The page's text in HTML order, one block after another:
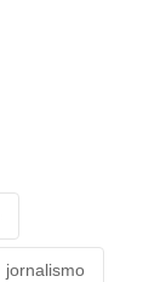
jornalismo